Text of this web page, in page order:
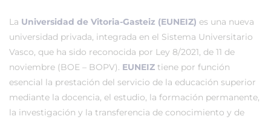
La Universidad de Vitoria-Gasteiz (EUNEIZ) es una nueva
universidad privada, integrada en el Sistema Universitario
Vasco, que ha sido reconocida por Ley 8/2021, de 11 de
noviembre (BOE – BOPV). EUNEIZ tiene por función
esencial la prestación del servicio de la educación superior
mediante la docencia, el estudio, la formación permanente,
la investigación y la transferencia de conocimiento y de